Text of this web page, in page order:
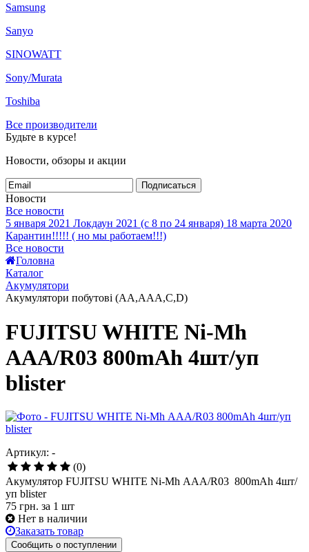
Samsung INR18650-20S 2000mAh (30A)
%
158грн.
фон ак мет подвод POLICE BL-8772 Q5
50000W+ЗУсеть+авто 5реж
Duracell СR2 1bl
1
2
3
4
5
Samsung
Sanyo
SINOWATT
Sony/Murata
Toshiba
Все производители
Будьте в курсе!
Новости, обзоры и акции
Подписаться
Новости
Все новости
5 января 2021 Локдаун 2021 (с 8 по 24 января) 18 марта 2020
Карантин!!!!! ( но мы работаем!!!)
Все новости
Головна
Каталог
Акумулятори
Акумулятори побутові (AA,AAA,C,D)
FUJITSU WHITE Ni-Mh
ААА/R03 800mAh 4шт/уп
blister
Артикул: -
(0)
Акумулятор FUJITSU WHITE Ni-Mh ААА/R03 800mAh 4шт/
уп blister
75 грн. за 1 шт
Нет в наличии
Заказать товар
Сообщить о поступлении